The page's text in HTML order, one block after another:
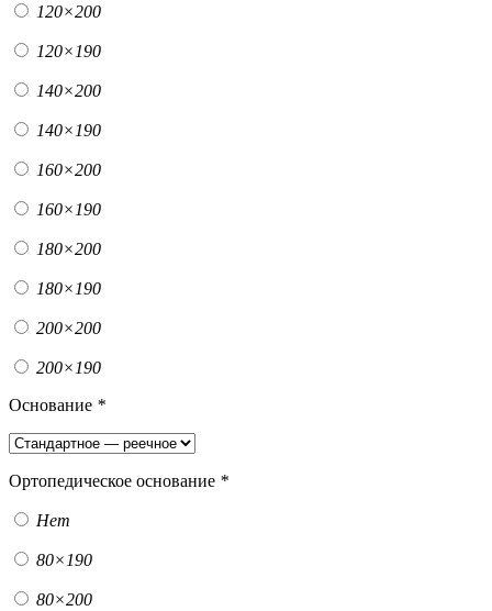
120×200
120×190
140×200
140×190
160×200
160×190
180×200
180×190
200×200
200×190
Основание *
Ортопедическое основание *
Нет
80×190
80×200